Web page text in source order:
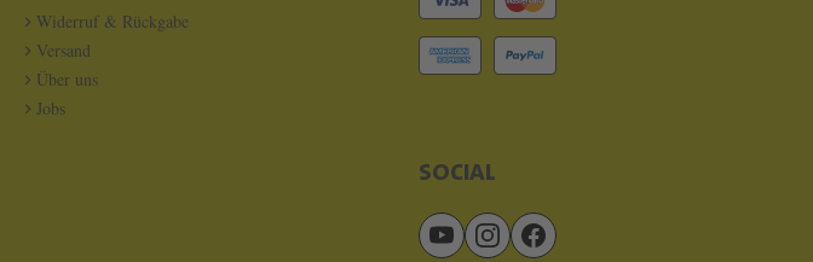
Widerruf & Rückgabe
Versand
Über uns
Jobs
SOCIAL